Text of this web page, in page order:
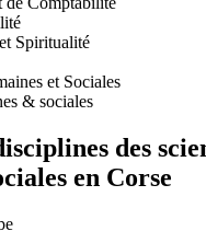
& sociales
des
en Corse